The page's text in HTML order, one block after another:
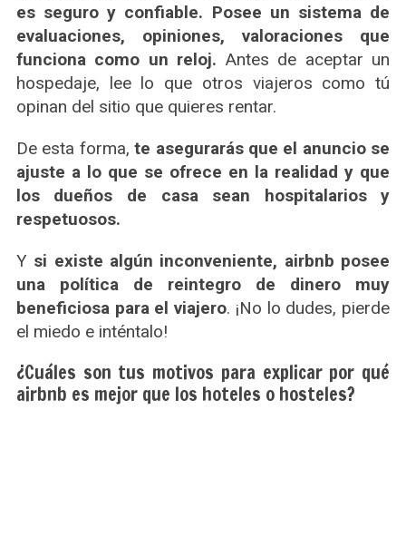
es seguro y confiable. Posee un sistema de
evaluaciones, opiniones, valoraciones que
funciona como un reloj. Antes de aceptar un
hospedaje, lee lo que otros viajeros como tú
opinan del sitio que quieres rentar.
De esta forma,te asegurarás que el anuncio se
ajuste a lo que se ofrece en la realidad y que
los dueños de casa sean hospitalarios y
respetuosos.
Y si existe algún inconveniente, airbnb posee
una política de reintegro de dinero muy
beneficiosa para el viajero. ¡No lo dudes, pierde
el miedo e inténtalo!
¿Cuáles son tus motivos para explicar por qué
airbnb es mejor que los hoteles o hosteles?
S
e
c
f
o